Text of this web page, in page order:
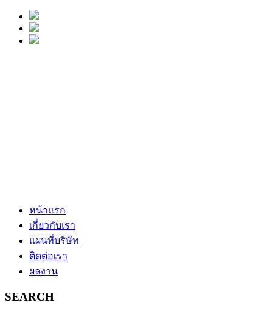
หน้าแรก
เกี่ยวกับเรา
แผนที่บริษัท
ติดต่อเรา
ผลงาน
SEARCH